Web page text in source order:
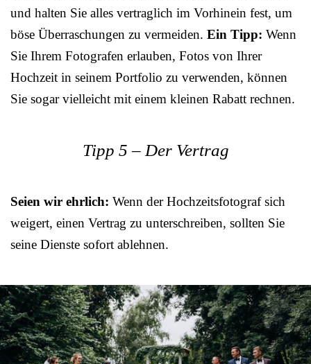
und halten Sie alles vertraglich im Vorhinein fest, um
böse Überraschungen zu vermeiden. Ein Tipp: Wenn
Sie Ihrem Fotografen erlauben, Fotos von Ihrer
Hochzeit in seinem Portfolio zu verwenden, können
Sie sogar vielleicht mit einem kleinen Rabatt rechnen.
Tipp 5 – Der Vertrag
Seien wir ehrlich: Wenn der Hochzeitsfotograf sich
weigert, einen Vertrag zu unterschreiben, sollten Sie
seine Dienste sofort ablehnen.